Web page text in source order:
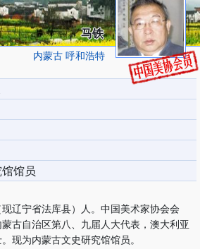
马铁
内蒙古 呼和浩特
馆员
辽宁省法库县）人。中国美术家协会会
古自治区第八、九届人大代表，澳大利亚
现为内蒙古文史研究馆馆员。